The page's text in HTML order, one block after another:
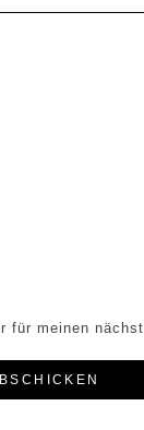
für meinen